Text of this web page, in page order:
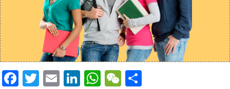
Facebook
Twitter
EmailLinkedIn
WhatsApp
WeChat